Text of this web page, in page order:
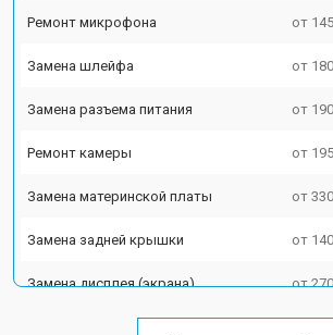
Ремонт микрофона от
Замена шлейфа от
Замена разъема питания от
Ремонт камеры от
Замена материнской платы от
Замена задней крышки от
Замена дисплея (экрана) от